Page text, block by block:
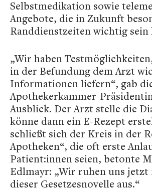
Selbstmedikation sowie
Angebote, die in Zukunft
Randdienstzeiten wichtig sein
„Wir haben
in der Befundung dem Arzt
Informationen liefern“, gab
Apothekerkammer-
Ausblick. Der Arzt stelle die
könne dann ein E-Rezept
schließt sich der Kreis in der
Apotheken“, die oft erste
Patient:innen seien, betonte
Edlmayr: „Wir ruhen uns
dieser Gesetzesnovelle aus.“